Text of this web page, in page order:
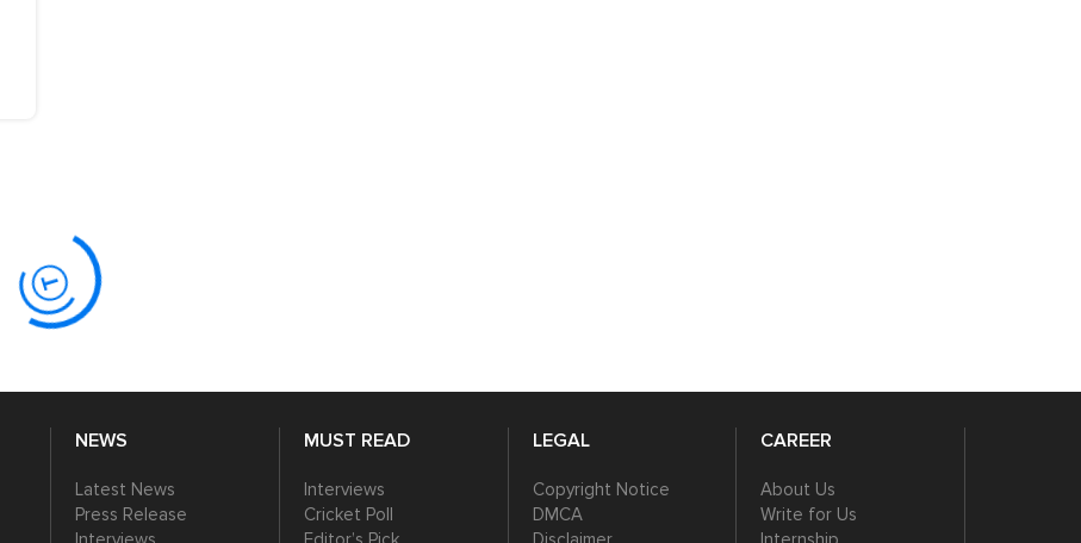
NEWS
Latest News
Press Release
MUST READ
Interviews
Cricket Poll
LEGAL
Copyright Notice
DMCA
CAREER
About Us
Write for Us